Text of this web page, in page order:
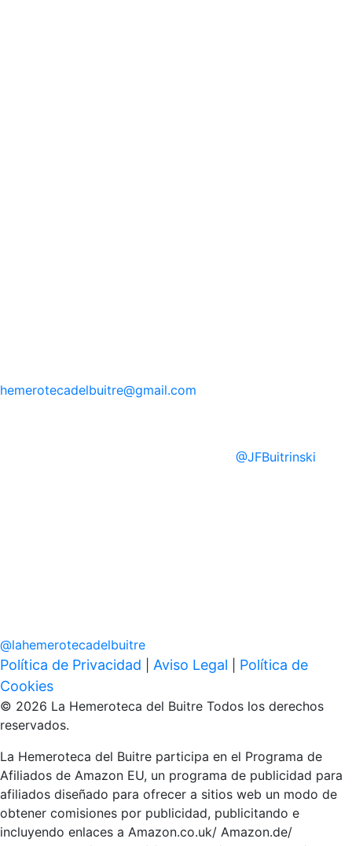
hemerotecadelbuitre@gmail.com
@JFBuitrinski
@lahemerotecadelbuitre
Política de Privacidad Aviso Legal
Política de
Cookies
© 2026 La Hemeroteca del Buitre Todos los derechos
reservados.
La Hemeroteca del Buitre participa en el Programa de
Afiliados de Amazon EU, un programa de publicidad para
afiliados diseñado para ofrecer a sitios web un modo de
obtener comisiones por publicidad, publicitando e
incluyendo enlaces a Amazon.co.uk/ Amazon.de/